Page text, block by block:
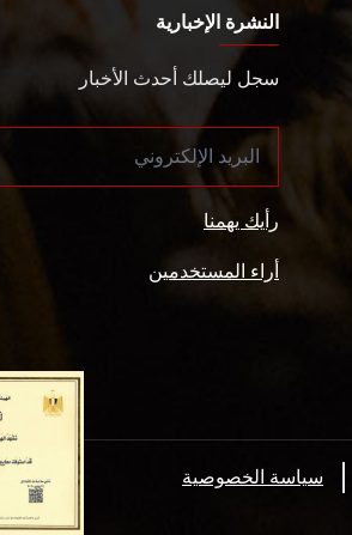
النشرة الإخبارية
سجل ليصلك أحدث الأخبار
رأيك يهمنا
أراء المستخدمين
سياسة الخصوصية